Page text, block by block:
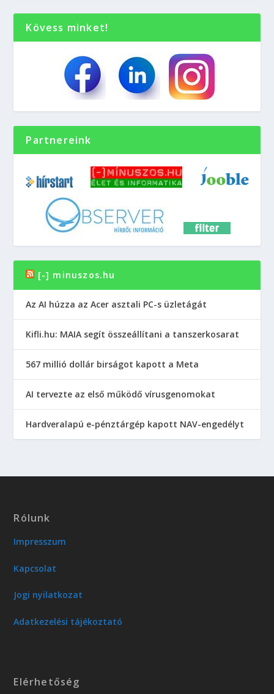
Kövess minket!
Partnereink
[-] minuszos.hu
Az AI húzza az Acer asztali PC-s üzletágát
Kifli.hu: MAIA segít összeállítani a tanszerkosarat
567 millió dollár birságot kapott a Meta
AI tervezte az első működő vírusgenomokat
Hardveralapú e-pénztárgép kapott NAV-engedélyt
Rólunk
Impresszum
Kapcsolat
Jogi nyilatkozat
Adatkezelési tájékoztató
Elérhetőség